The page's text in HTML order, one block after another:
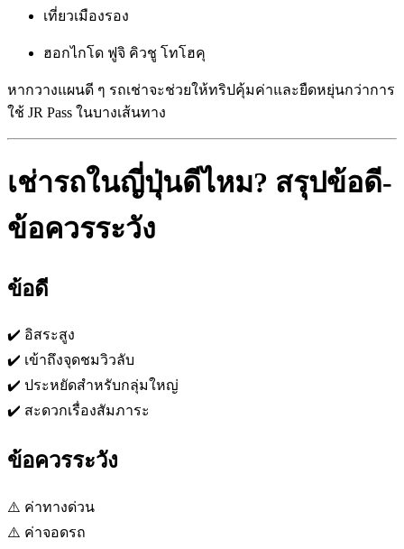
เที่ยวเมืองรอง
ฮอกไกโด ฟูจิ คิวชู โทโฮคุ
หากวางแผนดี ๆ รถเช่าจะช่วยให้ทริปคุ้มค่าและยืดหยุ่นกว่าการ
ใช้ JR Pass ในบางเส้นทาง
เช่ารถในญี่ปุ่นดีไหม? สรุปข้อดี-
ข้อควรระวัง
ข้อดี
✔️ อิสระสูง
✔️ เข้าถึงจุดชมวิวลับ
✔️ ประหยัดสำหรับกลุ่มใหญ่
✔️ สะดวกเรื่องสัมภาระ
ข้อควรระวัง
⚠️ ค่าทางด่วน
⚠️ ค่าจอดรถ